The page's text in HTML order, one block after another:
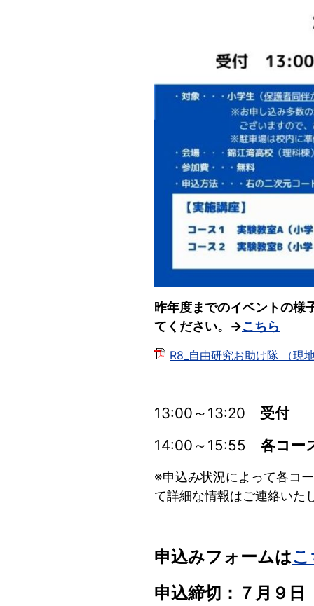
昨年度までのイベントの様
てください。→こちら
R8_自由研究お助け隊 （現
13:00～13:20 受付
14:00～15:55 各コー
※申込み状況によって各コ
て詳細な情報はご連絡いた
申込みフォームは
申込締切：７月９日